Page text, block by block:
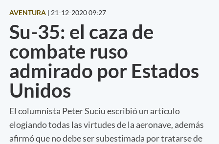
AVENTURA | 21-12-2020 09:27
Su-35: el caza de
combate ruso
admirado por Estados
Unidos
El columnista Peter Suciu escribió un artículo
elogiando todas las virtudes de la aeronave, además
afirmó que no debe ser subestimada por tratarse de